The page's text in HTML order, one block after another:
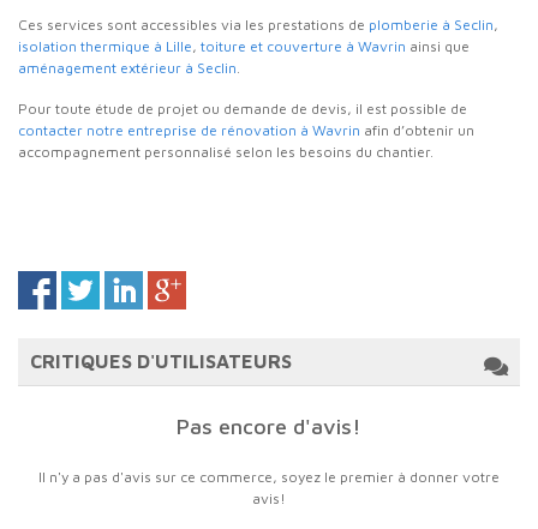
Ces services sont accessibles via les prestations de plomberie à Seclin,
isolation thermique à Lille, toiture et couverture à Wavrin ainsi que
aménagement extérieur à Seclin.
Pour toute étude de projet ou demande de devis, il est possible de
contacter notre entreprise de rénovation à Wavrin afin d’obtenir un
accompagnement personnalisé selon les besoins du chantier.
CRITIQUES D'UTILISATEURS
Pas encore d'avis!
Il n'y a pas d'avis sur ce commerce, soyez le premier à donner votre
avis!